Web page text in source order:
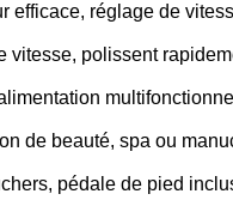
efficace, réglage de
polissent
de beauté, spa ou
pédale de pied